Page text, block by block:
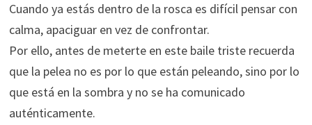
Cuando ya estás dentro de la rosca es difícil pensar con
calma, apaciguar en vez de confrontar.
Por ello, antes de meterte en este baile triste recuerda
que la pelea no es por lo que están peleando, sino por lo
que está en la sombra y no se ha comunicado
auténticamente.